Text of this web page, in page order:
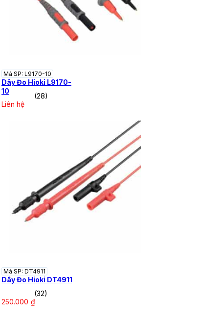
Mã SP: L9170-10
Dây Đo Hioki L9170-
10
(28)
Liên hệ
Mã SP: DT4911
Dây Đo Hioki DT4911
(32)
250.000 ₫